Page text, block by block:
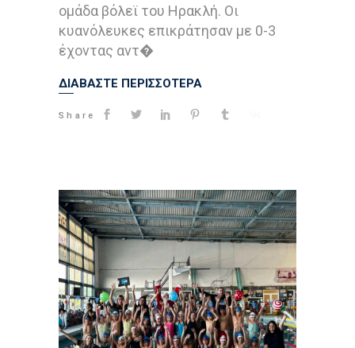
ομάδα βόλεϊ του Ηρακλή. Οι
κυανόλευκες επικράτησαν με 0-3
έχοντας αντ�
ΔΙΑΒΑΣΤΕ ΠΕΡΙΣΣΟΤΕΡΑ
Share